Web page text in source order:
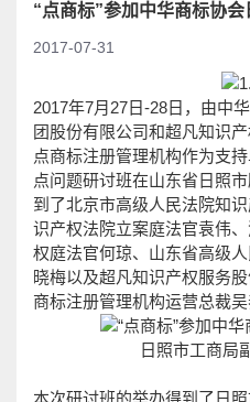
“点商标”参加中华商标协
2017-07-31
2017年7月27日-28日，由中
团股份有限公司和超凡知识
点商标注册管理机构作为支
点问题研讨班在山东省日照
到了北京市高级人民法院知
识产权法院立案庭法官袁伟
权庭法官何琼、山东省高级
晓梅以及超凡知识产权服务
商标注册管理机构运营总裁吴
日照市工商局
本次研讨班的举办得到了日